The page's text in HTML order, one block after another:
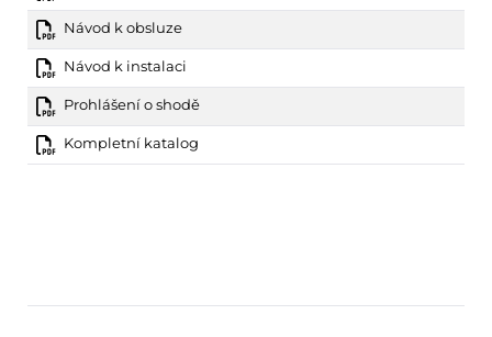
Návod k obsluze
Návod k instalaci
Prohlášení o shodě
Kompletní katalog